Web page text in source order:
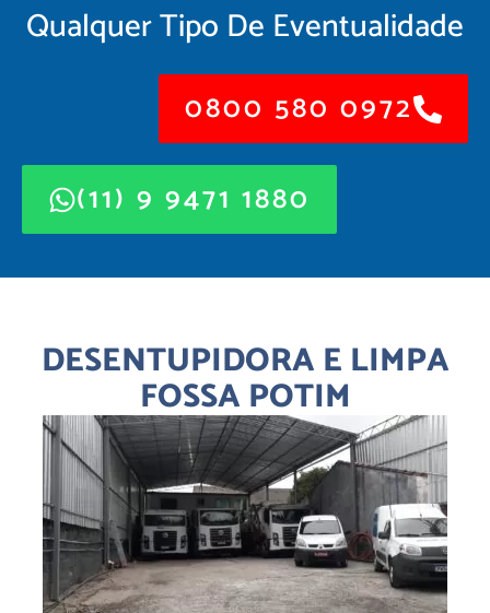
Qualquer Tipo De Eventualidade
0800 580 0972
(11) 9 9471 1880
DESENTUPIDORA E LIMPA
FOSSA POTIM